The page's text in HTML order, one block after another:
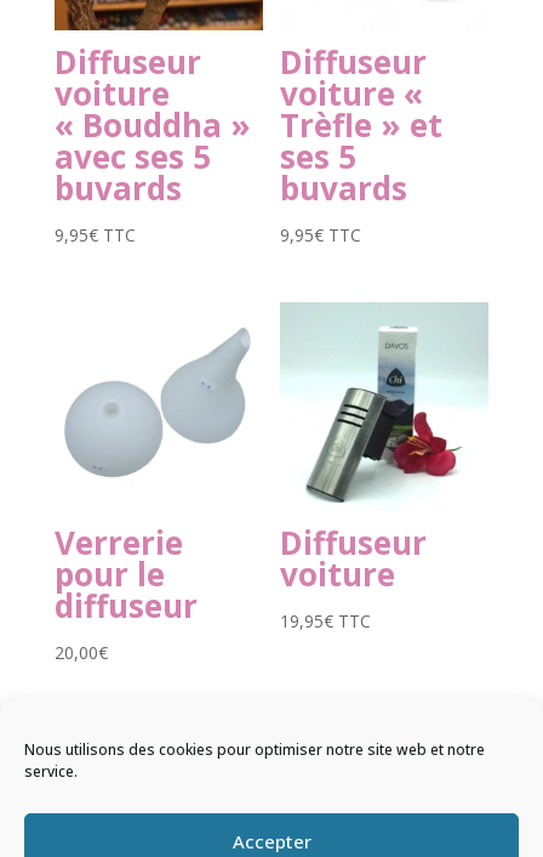
Nous utilisons des cookies pour optimiser notre site web et notre
service.
Accepter
Diffuseur
voiture
« Bouddha »
avec ses 5
buvards
9,95€ TTC
Diffuseur
voiture «
Trèfle » et
ses 5
buvards
9,95€ TTC
Verrerie
pour le
diffuseur
20,00€
Diffuseur
voiture
19,95€ TTC
© 2026 Sentir & Ressentir |